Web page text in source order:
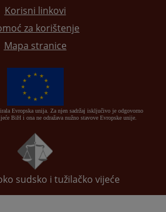
Korisni linkovi
za korištenje
Mapa stranice
Evropska unija. Za njen sadržaj isključivo je odgovorno
BiH i ona ne odražava nužno stavove Evropske unije.
sudsko i tužilačko vijeće